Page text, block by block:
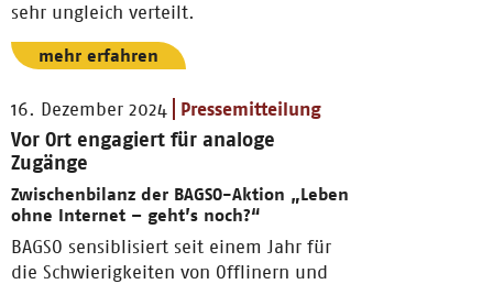
sehr ungleich verteilt.
mehr erfahren
16. Dezember 2024 Pressemitteilung
Vor Ort engagiert für analoge
Zugänge
Zwischenbilanz der BAGSO-Aktion „Leben
ohne Internet – geht’s noch?“
BAGSO sensiblisiert seit einem Jahr für
die Schwierigkeiten von Offlinern und